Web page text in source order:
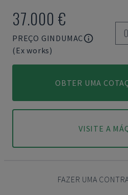
37.000 €
PREÇO GINDUMAC
(Ex works)
OBTER UMA
VISITE A
FAZER UMA